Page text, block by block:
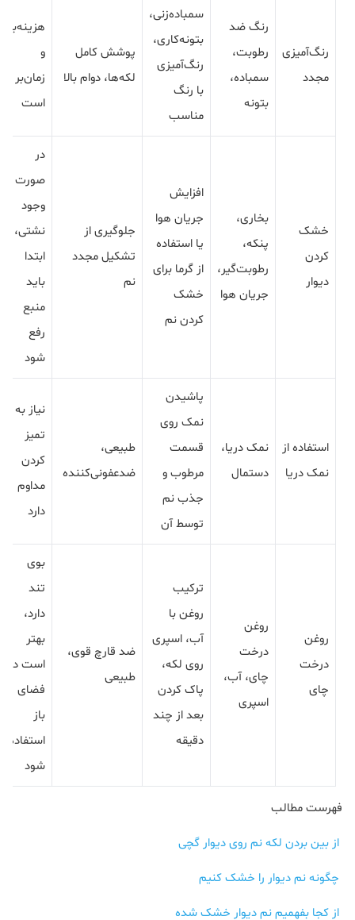
رنگ‌آمیزی
مجدد
رنگ ضد
رطوبت،
سمباده،
بتونه
سمباده‌زنی،
بتونه‌کاری،
رنگ‌آمیزی
با رنگ
مناسب
پوشش کامل
لکه‌ها، دوام بالا
هزینه‌بر
و
زمان‌بر
است
خشک
کردن
دیوار
بخاری،
پنکه،
رطوبت‌گیر،
جریان هوا
افزایش
جریان هوا
یا استفاده
از گرما برای
خشک
کردن نم
جلوگیری از
تشکیل مجدد
نم
در
صورت
وجود
نشتی،
ابتدا
باید
منبع
رفع
شود
استفاده از
نمک دریا
نمک دریا،
دستمال
پاشیدن
نمک روی
قسمت
مرطوب و
جذب نم
توسط آن
طبیعی،
ضدعفونی‌کننده
نیاز به
تمیز
کردن
مداوم
دارد
روغن
درخت
چای
روغن
درخت
چای، آب،
اسپری
ترکیب
روغن با
آب، اسپری
روی لکه،
پاک کردن
بعد از چند
دقیقه
ضد قارچ قوی،
طبیعی
بوی
تند
دارد،
بهتر
است در
فضای
باز
استفاده
شود
فهرست مطالب
از بین بردن لکه نم روی دیوار گچی
چگونه نم دیوار را خشک کنیم
از کجا بفهمیم نم دیوار خشک شده